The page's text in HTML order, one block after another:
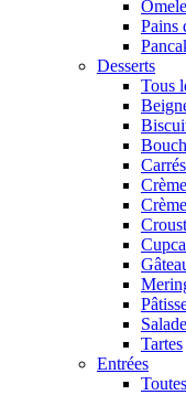
Pains
Desserts
Tous
Tartes
Entrées